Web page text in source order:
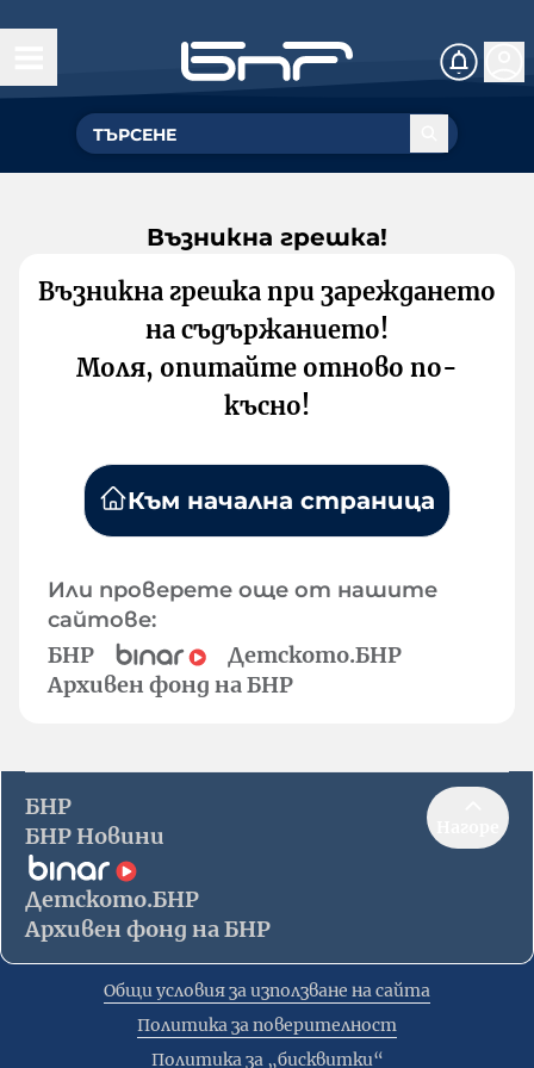
Възникна грешка!
Възникна грешка при зареждането
на съдържанието!
Моля, опитайте отново по-
късно!
Към начална страница
Или проверете още от нашите
сайтове:
БНР
Детското.БНР
Архивен фонд на БНР
БНР
БНР Новини
Детското.БНР
Архивен фонд на БНР
Общи условия за използване на сайта
Политика за поверителност
Политика за „бисквитки“